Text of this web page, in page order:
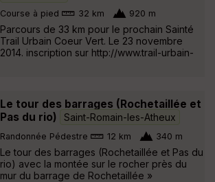
Course à pied 32 km 920 m
Parcours de 33 km pour le prochain Sainté
Trail Urbain Coeur Vert. Le 23 novembre
2014. inscription sur http://www.trail-urbain-
Le tour des barrages (Rochetaillée et
Pas du rio)
Saint-Romain-les-Atheux
Randonnée Pédestre 12 km 340 m
Le tour des barrages (Rochetaillée et Pas du
rio) avec la montée sur le rocher près du
mur du barrage de Rochetaillée »